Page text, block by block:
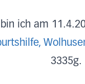
ich am
3335g.